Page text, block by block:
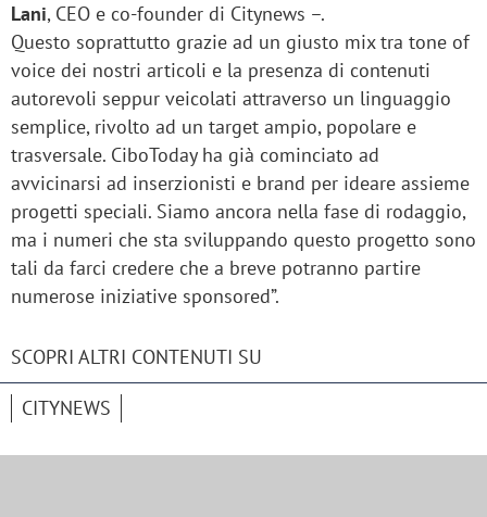
Lani, CEO e co-founder di Citynews –.
Questo soprattutto grazie ad un giusto mix tra tone of
voice dei nostri articoli e la presenza di contenuti
autorevoli seppur veicolati attraverso un linguaggio
semplice, rivolto ad un target ampio, popolare e
trasversale. CiboToday ha già cominciato ad
avvicinarsi ad inserzionisti e brand per ideare assieme
progetti speciali. Siamo ancora nella fase di rodaggio,
ma i numeri che sta sviluppando questo progetto sono
tali da farci credere che a breve potranno partire
numerose iniziative sponsored”.
SCOPRI ALTRI CONTENUTI SU
CITYNEWS